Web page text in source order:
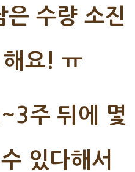
은 수량 소진
해요! ㅠ
주 뒤에 몇
있다해서